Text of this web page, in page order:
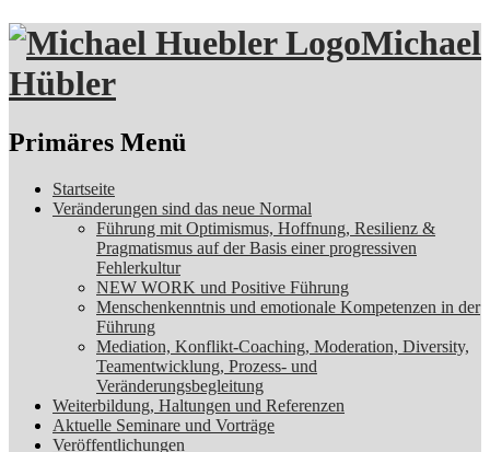
Michael
Hübler
Suchen
Primäres Menü
Zum
Inhalt
Startseite
Veränderungen sind das neue Normal
Führung mit Optimismus, Hoffnung, Resilienz &
Pragmatismus auf der Basis einer progressiven
Fehlerkultur
NEW WORK und Positive Führung
Menschenkenntnis und emotionale Kompetenzen in der
Führung
Mediation, Konflikt-Coaching, Moderation, Diversity,
Teamentwicklung, Prozess- und
Veränderungsbegleitung
Weiterbildung, Haltungen und Referenzen
Aktuelle Seminare und Vorträge
Veröffentlichungen